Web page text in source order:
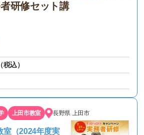
研修セット講
込）
上田市教室 長野県 上田市
室（2024年度実